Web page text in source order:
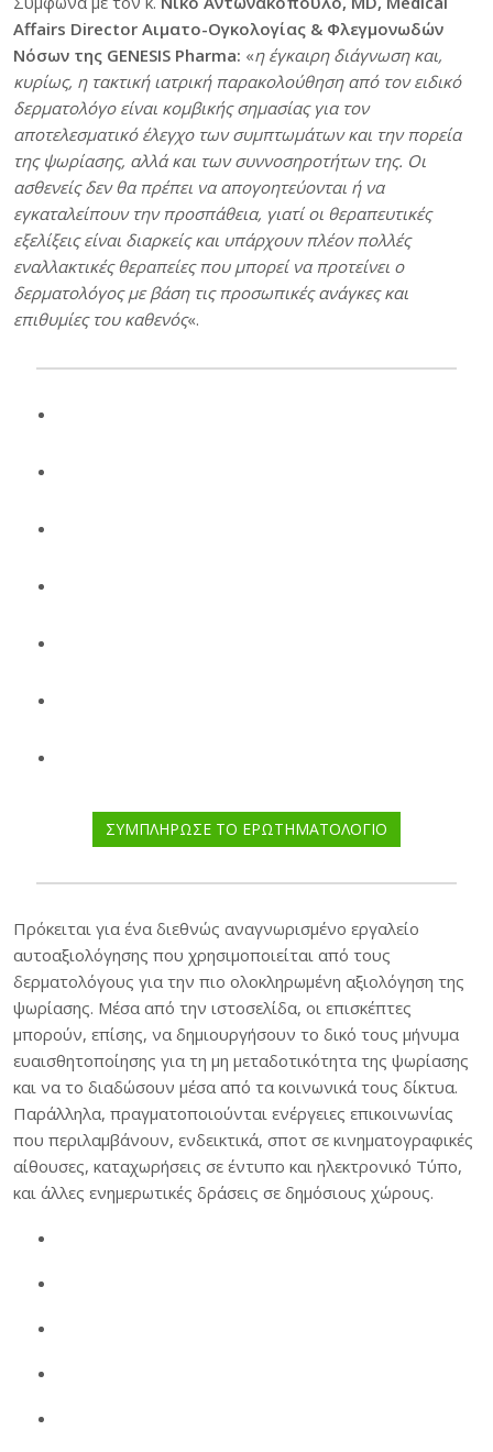
Affairs Director Αιματο-Oγκολογίας & Φλεγμονωδών
Νόσων της GENESIS Pharma: «η έγκαιρη διάγνωση και,
κυρίως, η τακτική ιατρική παρακολούθηση από τον ειδικό
δερματολόγο είναι κομβικής σημασίας για τον
αποτελεσματικό έλεγχο των συμπτωμάτων και την πορεία
της ψωρίασης, αλλά και των συννοσηροτήτων της. Οι
ασθενείς δεν θα πρέπει να απογοητεύονται ή να
εγκαταλείπουν την προσπάθεια, γιατί οι θεραπευτικές
εξελίξεις είναι διαρκείς και υπάρχουν πλέον πολλές
εναλλακτικές θεραπείες που μπορεί να προτείνει ο
δερματολόγος με βάση τις προσωπικές ανάγκες και
επιθυμίες του καθενός«.
ΣΥΜΠΛΗΡΩΣΕ ΤΟ ΕΡΩΤΗΜΑΤΟΛΟΓΙΟ
Πρόκειται για ένα διεθνώς αναγνωρισμένο εργαλείο
αυτοαξιολόγησης που χρησιμοποιείται από τους
δερματολόγους για την πιο ολοκληρωμένη αξιολόγηση της
ψωρίασης. Μέσα από την ιστοσελίδα, οι επισκέπτες
μπορούν, επίσης, να δημιουργήσουν το δικό τους μήνυμα
ευαισθητοποίησης για τη μη μεταδοτικότητα της ψωρίασης
και να το διαδώσουν μέσα από τα κοινωνικά τους δίκτυα.
Παράλληλα, πραγματοποιούνται ενέργειες επικοινωνίας
που περιλαμβάνουν, ενδεικτικά, σποτ σε κινηματογραφικές
αίθουσες, καταχωρήσεις σε έντυπο και ηλεκτρονικό Τύπο,
και άλλες ενημερωτικές δράσεις σε δημόσιους χώρους.